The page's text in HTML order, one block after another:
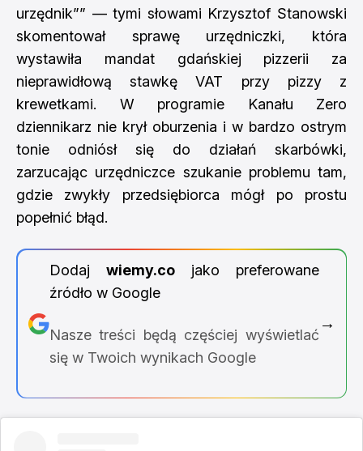
urzędnik”” — tymi słowami Krzysztof Stanowski
skomentował sprawę urzędniczki, która
wystawiła mandat gdańskiej pizzerii za
nieprawidłową stawkę VAT przy pizzy z
krewetkami. W programie Kanału Zero
dziennikarz nie krył oburzenia i w bardzo ostrym
tonie odniósł się do działań skarbówki,
zarzucając urzędniczce szukanie problemu tam,
gdzie zwykły przedsiębiorca mógł po prostu
popełnić błąd.
Dodaj wiemy.cojako preferowane
źródło w Google
Nasze treści będą częściej wyświetlać
się w Twoich wynikach Google
→